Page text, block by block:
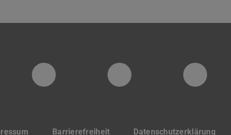
PTW YouTube KanalPTW LinkedIn
Barrierefreiheit Datenschutzerklärung